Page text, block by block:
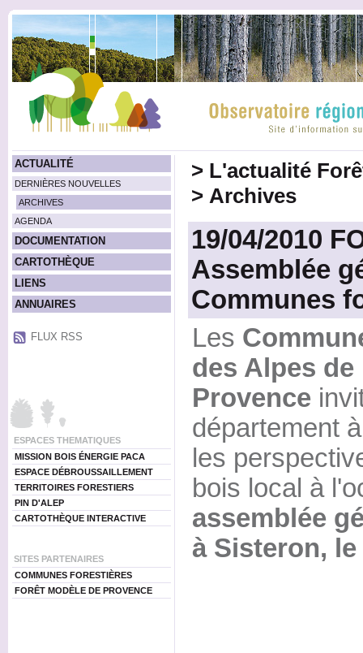
ACTUALITÉ
DERNIÈRES NOUVELLES
ARCHIVES
AGENDA
DOCUMENTATION
CARTOTHÈQUE
LIENS
ANNUAIRES
FLUX RSS
ESPACES THEMATIQUES
MISSION BOIS ÉNERGIE PACA
ESPACE DÉBROUSSAILLEMENT
TERRITOIRES FORESTIERS
PIN D'ALEP
CARTOTHÈQUE INTERACTIVE
SITES PARTENAIRES
COMMUNES FORESTIÈRES
FORÊT MODÈLE DE PROVENCE
> L'actualité
> Archives
19/04/2010
Assemblée
Communes
Les
des Alpes de
Provence
département
les
bois local à
assemblée
à Sisteron,